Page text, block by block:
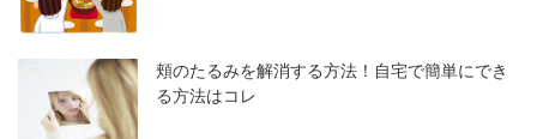
頬のたるみを解消する方法！自宅で簡単にでき
る方法はコレ